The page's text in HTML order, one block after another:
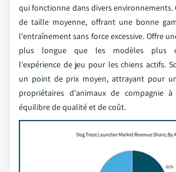
qui fonctionne dans divers environnements.
de taille moyenne, offrant une bonne
l'entraînement sans force excessive. Offre
plus longue que les modèles plus
l'expérience de jeu pour les chiens actifs.
un point de prix moyen, attrayant pour
propriétaires d'animaux de compagnie
équilibre de qualité et de coût.